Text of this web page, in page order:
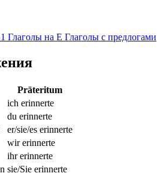
Глаголы на E Глаголы с предлогами
Präteritum
ich erinnerte
du erinnerte
er/sie/es erinnerte
wir erinnerte
ihr erinnerte
sie/Sie erinnerte